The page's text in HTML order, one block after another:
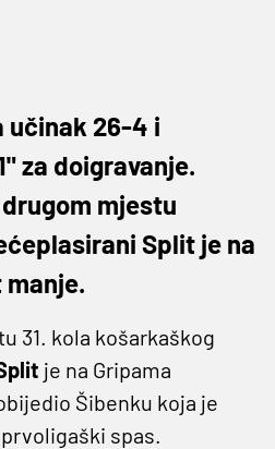
učinak 26-4 i
za doigravanje.
mjestu
Split je na
manje.
31. kola košarkaškog
je na Gripama
Šibenku koja je
spas.